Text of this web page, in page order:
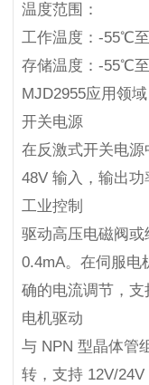
温度范围：
工作温度：-55℃
存储温度：-55℃
MJD2955应用领域
开关电源
在反激式开关电
48V 输入，输出
工业控制
驱动高压电磁阀
0.4mA。在伺服电
确的电流调节，支
电机驱动
与 NPN 型晶体管
转，支持 12V/